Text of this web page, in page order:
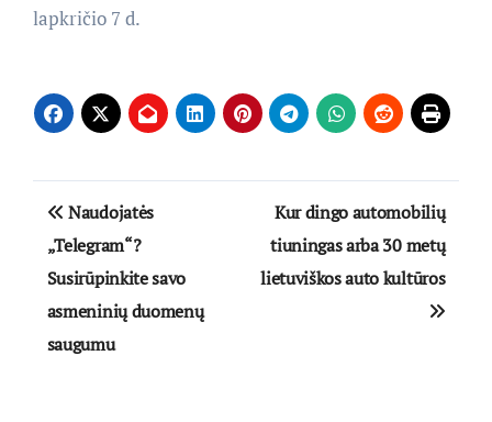
lapkričio 7 d.
Navigacija
tarp
įrašų
Naudojatės
„Telegram“?
Susirūpinkite savo
asmeninių duomenų
saugumu
Kur dingo automobilių
tiuningas arba 30 metų
lietuviškos auto kultūros